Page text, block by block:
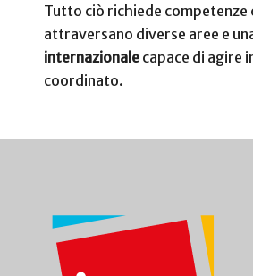
Tutto ciò richiede competenze
attraversano diverse aree e
internazionale capace di agire
coordinato.